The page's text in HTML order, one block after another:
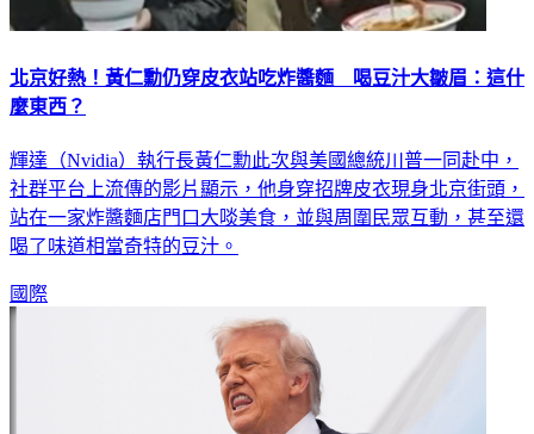
北京好熱！黃仁勳仍穿皮衣站吃炸醬麵 喝豆汁大皺眉：這什
麼東西？
輝達（Nvidia）執行長黃仁勳此次與美國總統川普一同赴中，
社群平台上流傳的影片顯示，他身穿招牌皮衣現身北京街頭，
站在一家炸醬麵店門口大啖美食，並與周圍民眾互動，甚至還
喝了味道相當奇特的豆汁。
國際